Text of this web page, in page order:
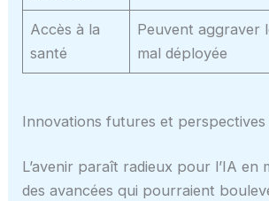
Accès à la
santé
Peuvent aggraver
mal déployée
Innovations futures et perspectives
L’avenir paraît radieux pour l’IA en
des avancées qui pourraient